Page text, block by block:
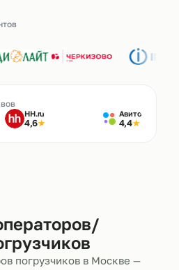
HH.ru
4,6★
Авито
4,4★
погрузчиков в Москве —